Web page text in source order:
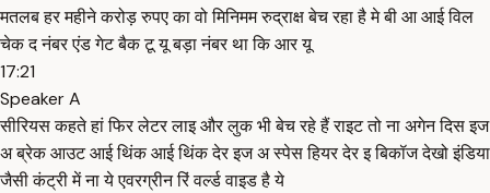
मतलब हर महीने करोड़ रुपए का वो मिनिमम रुद्राक्ष बेच रहा है मे बी आ आई विल
चेक द नंबर एंड गेट बैक टू यू बड़ा नंबर था कि आर यू
17:21
Speaker A
सीरियस कहते हां फिर लेटर लाइ और लुक भी बेच रहे हैं राइट तो ना अगेन दिस इज
अ ब्रेक आउट आई थिंक आई थिंक देर इज अ स्पेस हियर देर इ बिकॉज देखो इंडिया
जैसी कंट्री में ना ये एवरग्रीन रिं वर्ल्ड वाइड है ये